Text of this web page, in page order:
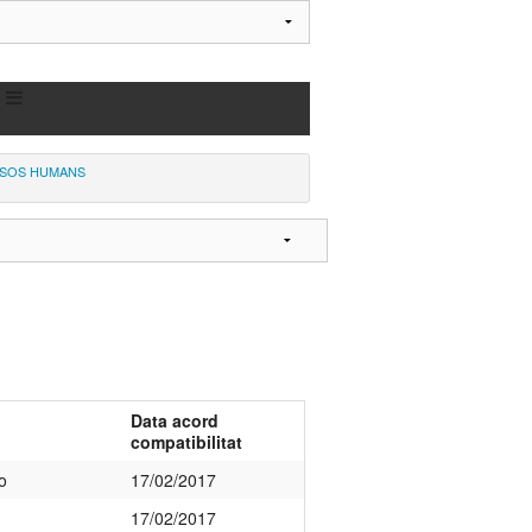
HUMANS
Data acord
compatibilitat
17/02/2017
17/02/2017